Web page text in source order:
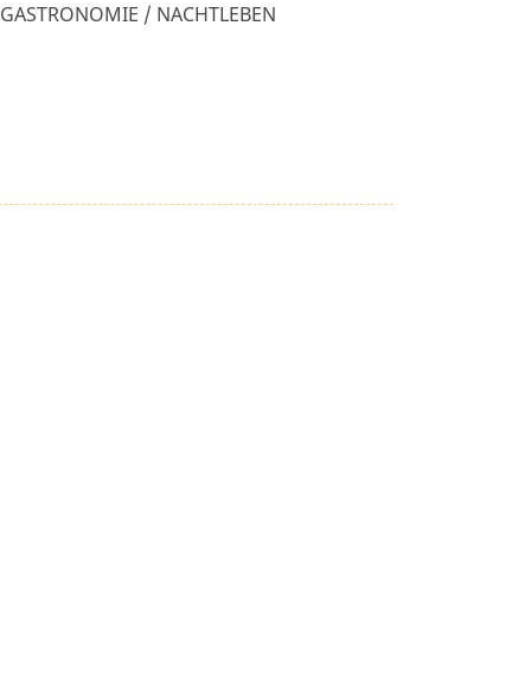
GASTRONOMIE / NACHTLEBEN